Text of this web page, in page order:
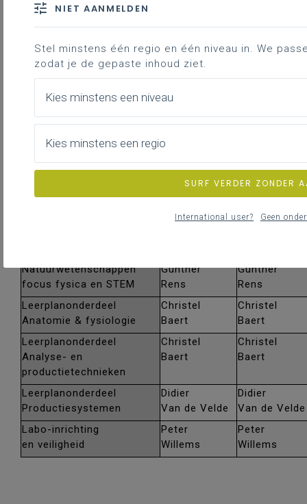
In onderstaande tabel vind je terug
welke pedagogisch begeleider je
kan contacteren voor welk
onderdeel. Contactgegevens vind je
helemaal onderaan de pagina.
regio
Antwerpen
Limburg
eerste graad (incl. STEM)
Eulaerts
Bex
Natuurwetenschappen
Mieke
Mieke
Natuurwetenschappen
focus fysica en STEM
Gunther
Rens
Gunther
Rens
Leerplanonderdeel
Anatomie & fysiologie
Christel
Baert
Christel
Baert
Leerplanonderdeel
Analyse- en
productietechnieken
Christel
Baert
Christel
Baert
Leerplanonderdeel
Productiesystemen
Didier
Van de Velde
Didier
Van de Velde
Labo-inrichting
en veiligheid
Peter
Willems
Peter
Willems
NIET AANMELDEN
Stel minstens één regio en één niveau in. We
zodat je de gepaste inhoud ziet.
Kies minstens een niveau
Kies minstens een regio
SURF VERDER ZONDER
International user? Geen